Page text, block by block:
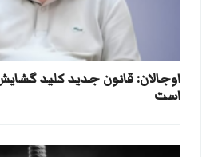
اوجالان: قانون جدید کلید
است